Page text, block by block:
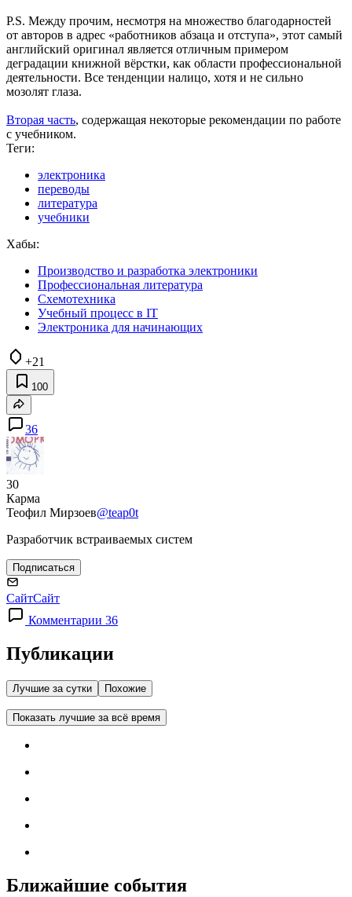
P.S. Между прочим, несмотря на множество благодарностей
от авторов в адрес «работников абзаца и отступа», этот самый
английский оригинал является отличным примером
деградации книжной вёрстки, как области профессиональной
деятельности. Все тенденции налицо, хотя и не сильно
мозолят глаза.
Вторая часть, содержащая некоторые рекомендации по работе
с учебником.
Теги:
электроника
переводы
литература
учебники
Хабы:
Производство и разработка электроники
Профессиональная литература
Схемотехника
Учебный процесс в IT
Электроника для начинающих
+21
100
36
30
Карма
Теофил Мирзоев@teap0t
Разработчик встраиваемых систем
Подписаться
СайтСайт
Комментарии 36
Публикации
Лучшие за сутки Похожие
Показать лучшие за всё время
Ближайшие события